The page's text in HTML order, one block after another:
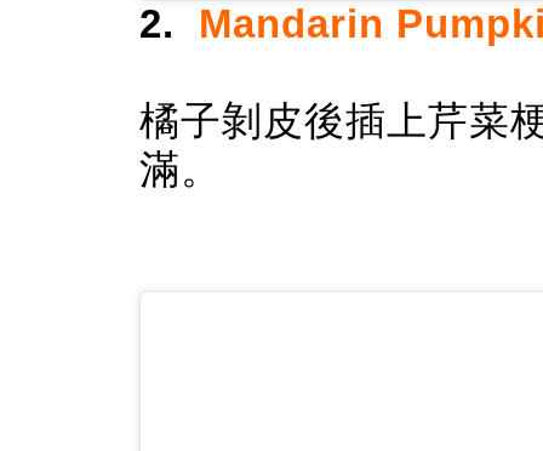
2. Mandarin
橘子剝皮後插上芹菜
滿。